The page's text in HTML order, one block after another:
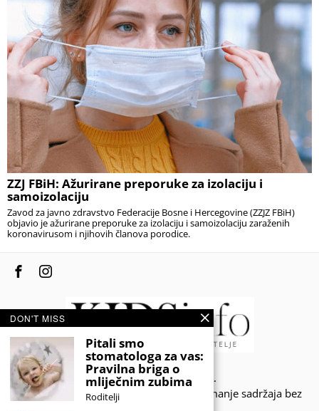
ZZJ FBiH: Ažurirane preporuke za izolaciju i
samoizolaciju
Zavod za javno zdravstvo Federacije Bosne i Hercegovine (ZZJZ FBiH)
objavio je ažurirane preporuke za izolaciju i samoizolaciju zaraženih
koronavirusom i njihovih članova porodice.
© 2020 - KIDSINFO.BA.
Sva prava zadržana. Zabranjeno preuzimanje sadržaja bez
DON'T MISS
Pitali smo
stomatologa za vas:
Pravilna briga o
mliječnim zubima
Roditelji